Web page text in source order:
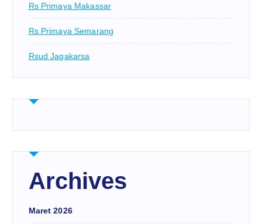
Rs Primaya Makassar
Rs Primaya Semarang
Rsud Jagakarsa
Archives
Maret 2026